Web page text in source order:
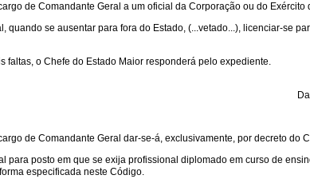
de Comandante Geral a um oficial da Corporação ou do
quando se ausentar para fora do Estado, (...vetado...), licenciar-se
faltas, o Chefe do Estado Maior responderá pelo expediente.
de Comandante Geral dar-se-á, exclusivamente, por decreto do
para posto em que se exija profissional diplomado em curso de
especificada neste Código.